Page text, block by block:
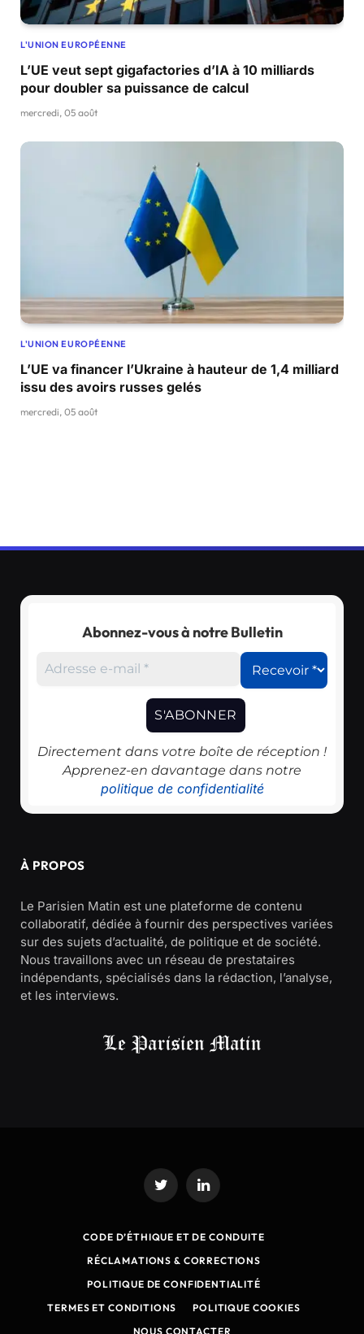
L'UNION EUROPÉENNE
L’UE veut sept gigafactories d’IA à 10 milliards
pour doubler sa puissance de calcul
mercredi, 05 août
L'UNION EUROPÉENNE
L’UE va financer l’Ukraine à hauteur de 1,4 milliard
issu des avoirs russes gelés
mercredi, 05 août
Abonnez-vous à notre Bulletin
Directement dans votre boîte de réception !
Apprenez-en davantage dans notre
politique de confidentialité
À PROPOS
Le Parisien Matin est une plateforme de contenu
collaboratif, dédiée à fournir des perspectives variées
sur des sujets d’actualité, de politique et de société.
Nous travaillons avec un réseau de prestataires
indépendants, spécialisés dans la rédaction, l’analyse,
et les interviews.
Twitter LinkedIn
CODE D’ÉTHIQUE ET DE CONDUITE
RÉCLAMATIONS & CORRECTIONS
POLITIQUE DE CONFIDENTIALITÉ
TERMES ET CONDITIONS
POLITIQUE COOKIES
NOUS CONTACTER